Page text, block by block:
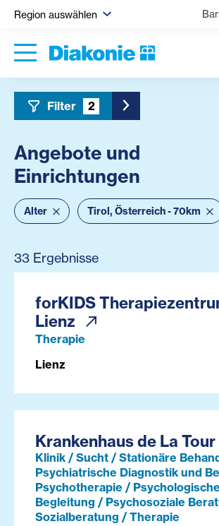
Region auswählen
Filter 2 Toggle Sidebar
Angebote und
Einrichtungen
Alter Tirol, Österreich - 70km
33 Ergebnisse
forKIDS
Lienz
Therapie
Lienz
Krankenhaus de La Tour
Klinik / Sucht / Stationäre
Psychiatrische Diagnostik und
Psychotherapie / Psychologische
Begleitung / Psychosoziale
Sozialberatung / Therapie